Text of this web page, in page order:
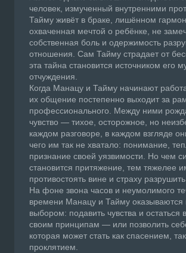
человек, измученный внутренними
Тайму живёт в браке, лишённом
охваченная мечтой о ребёнке, не
собственная боль и одержимость
отношения. Сам Тайму страдает от
эта тайна становится источником его
отчуждения.
Когда Манацу и Тайму начинают
их общение постепенно выходит за
профессионального. Между ними
чувство — тихое, осторожное, но
каждом разговоре, в каждом взгляде
чего им так не хватало: понимание,
признание своей уязвимости. Но чем
становится притяжение, тем тяжелее
противостоять вине и страху разрушить
На фоне звона часов и неумолимого
времени Манацу и Тайму оказываются
выбором: подавить чувства и остаться
своим принципам — или позволить
которая может стать как спасением,
проклятием.